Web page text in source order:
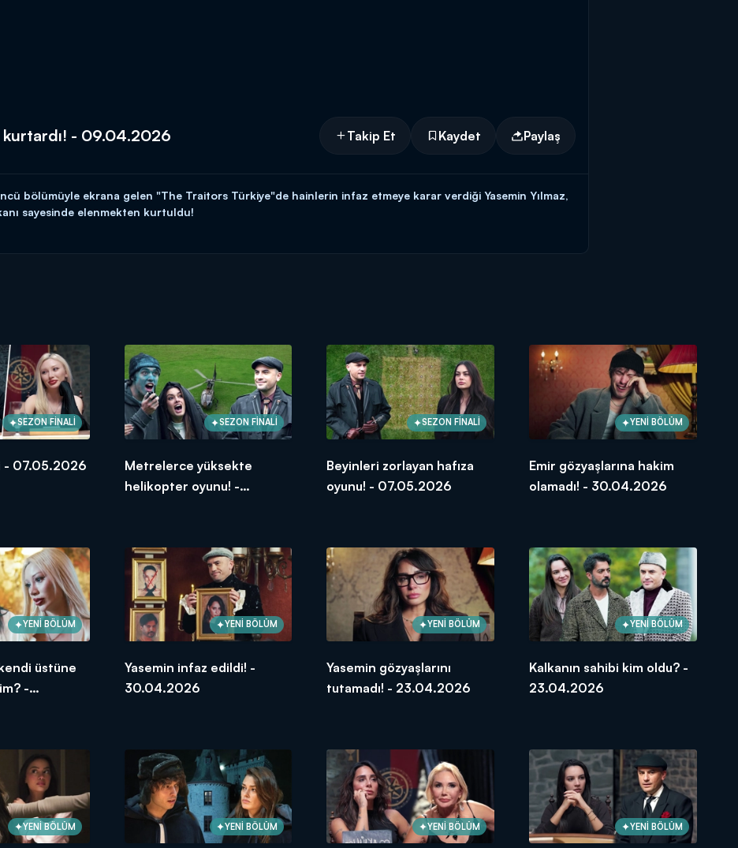
kurtardı! - 09.04.2026 Takip Et Kaydet Paylaş
bölümüyle ekrana gelen "The Traitors Türkiye"de hainlerin infaz etmeye karar verdiği Yasemin Yılmaz,
sayesinde elenmekten kurtuldu!
Traitors Türkiye" Perşembe 21.45'te Kanal D'de!
SEZON FİNALİ
- 07.05.2026
SEZON FİNALİ
Metrelerce yüksekte
helikopter oyunu! -
SEZON FİNALİ
Beyinleri zorlayan hafıza
oyunu! - 07.05.2026
YENİ BÖLÜM
Emir gözyaşlarına hakim
olamadı! - 30.04.2026
YENİ BÖLÜM
üstüne
-
YENİ BÖLÜM
Yasemin infaz edildi! -
30.04.2026
YENİ BÖLÜM
Yasemin gözyaşlarını
tutamadı! - 23.04.2026
YENİ BÖLÜM
Kalkanın sahibi kim oldu? -
23.04.2026
YENİ BÖLÜM YENİ BÖLÜM YENİ BÖLÜM YENİ BÖLÜM